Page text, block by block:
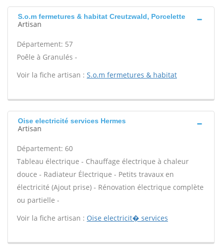
S.o.m fermetures & habitat Creutzwald, Porcelette
Artisan
Département: 57
Poêle à Granulés -
Voir la fiche artisan : S.o.m fermetures & habitat
Oise electricité services Hermes
Artisan
Département: 60
Tableau électrique - Chauffage électrique à chaleur
douce - Radiateur Électrique - Petits travaux en
électricité (Ajout prise) - Rénovation électrique complète
ou partielle -
Voir la fiche artisan : Oise electricit� services